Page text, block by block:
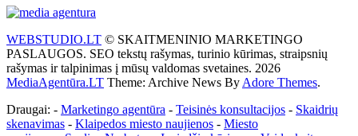
WEBSTUDIO.LT © SKAITMENINIO MARKETINGO
PASLAUGOS. SEO tekstų rašymas, turinio kūrimas, straipsnių
rašymas ir talpinimas į mūsų valdomas svetaines. 2026
MediaAgentūra.LT Theme: Archive News By Adore Themes.
Draugai: - Marketingo agentūra - Teisinės konsultacijos - Skaidrių
skenavimas - Klaipedos miesto naujienos - Miesto